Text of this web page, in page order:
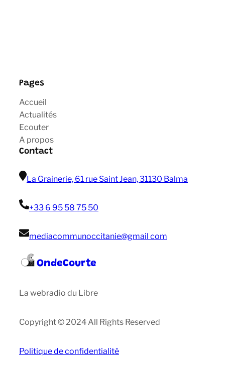
Pages
Accueil
Actualités
Ecouter
A propos
Contact
La Grainerie, 61 rue Saint Jean, 31130 Balma
+33 6 95 58 75 50
mediacommunoccitanie@gmail com
OndeCourte
La webradio du Libre
Copyright © 2024 All Rights Reserved
Politique de confidentialité